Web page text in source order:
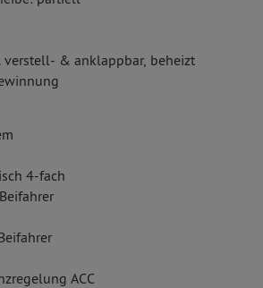
verstell- & anklappbar, beheizt
4-fach
ACC